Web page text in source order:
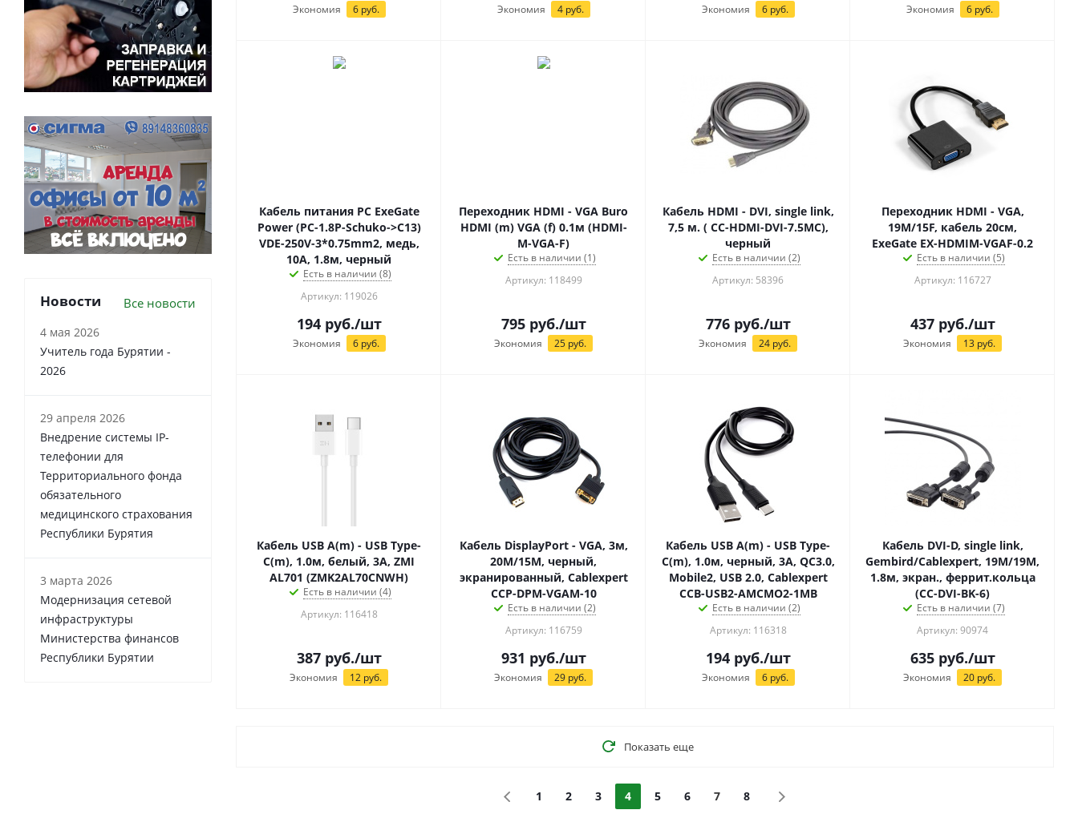
Экономия 6руб. Экономия 4руб. Экономия 6руб. Экономия 6руб.
Кабель питания PC ExeGate
Power (PC-1.8P-Schuko->C13)
VDE-250V-3*0.75mm2, медь,
10А, 1.8м, черный
Есть в наличии (8)
Артикул: 119026
194руб./шт
Экономия 6руб.
Переходник HDMI - VGA Buro
HDMI (m) VGA (f) 0.1м (HDMI-
M-VGA-F)
Есть в наличии (1)
Артикул: 118499
795руб./шт
Экономия 25 руб.
Кабель HDMI - DVI, single link,
7,5 м. ( CC-HDMI-DVI-7.5MC),
черный
Есть в наличии (2)
Артикул: 58396
776руб./шт
Экономия 24 руб.
Переходник HDMI - VGA,
19M/15F, кабель 20см,
ExeGate EX-HDMIM-VGAF-0.2
Есть в наличии (5)
Артикул: 116727
437руб./шт
Экономия 13 руб.
Кабель USB A(m) - USB Type-
C(m), 1.0м, белый, 3А, ZMI
AL701 (ZMK2AL70CNWH)
Есть в наличии (4)
Артикул: 116418
387руб./шт
Экономия 12 руб.
Кабель DisplayPort - VGA, 3м,
20M/15M, черный,
экранированный, Cablexpert
CCP-DPM-VGAM-10
Есть в наличии (2)
Артикул: 116759
931 руб./шт
Экономия 29 руб.
Кабель USB A(m) - USB Type-
C(m), 1.0м, черный, 3А, QC3.0,
Mobile2, USB 2.0, Cablexpert
CCB-USB2-AMCMO2-1MB
Есть в наличии (2)
Артикул: 116318
194руб./шт
Экономия 6руб.
Кабель DVI-D, single link,
Gembird/Cablexpert, 19M/19M,
1.8м, экран., феррит.кольца
(CC-DVI-BK-6)
Есть в наличии (7)
Артикул: 90974
635руб./шт
Экономия 20 руб.
Показать еще
1 2 3 4 5 6 7 8
Новости Все новости
4 мая 2026
Учитель года Бурятии -
2026
29 апреля 2026
Внедрение системы IP-
телефонии для
Территориального фонда
обязательного
медицинского страхования
Республики Бурятия
3 марта 2026
Модернизация сетевой
инфраструктуры
Министерства финансов
Республики Бурятии